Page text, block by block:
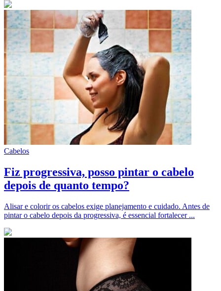
Cabelos
Fiz progressiva, posso pintar o cabelo
depois de quanto tempo?
Alisar e colorir os cabelos exige planejamento e cuidado. Antes de
pintar o cabelo depois da progressiva, é essencial fortalecer ...